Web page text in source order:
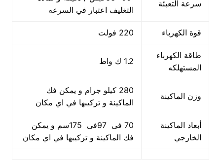
سرعة التعبئة
التغليف اعتبار في السرعه
قوة الكهرباء 220 فولت
طاقة الكهرباء
المستهلكه
1.2 ك واط
وزن الماكينة
280 كيلو جرام و يمكن فك
الماكينة و تركيبها في اي مكان
أبعاد الماكينة
الخارجي
70 فى 97فى 175سم و يمكن
فك الماكينة و تركيبها في اي مكان